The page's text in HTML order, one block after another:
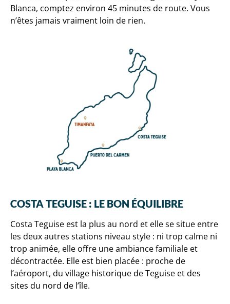
Blanca, comptez environ 45 minutes de route. Vous
n’êtes jamais vraiment loin de rien.
COSTA TEGUISE : LE BON ÉQUILIBRE
Costa Teguise est la plus au nord et elle se situe entre
les deux autres stations niveau style : ni trop calme ni
trop animée, elle offre une ambiance familiale et
décontractée. Elle est bien placée : proche de
l’aéroport, du village historique de Teguise et des
sites du nord de l’île.